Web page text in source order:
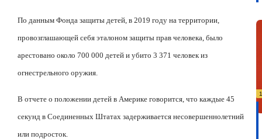
По данным Фонда защиты детей, в 2019 году на территории,
провозглашающей себя эталоном защиты прав человека, было
арестовано около 700 000 детей и убито 3 371 человек из
огнестрельного оружия.
В отчете о положении детей в Америке говорится, что каждые 45
секунд в Соединенных Штатах задерживается несовершеннолетний
или подросток.